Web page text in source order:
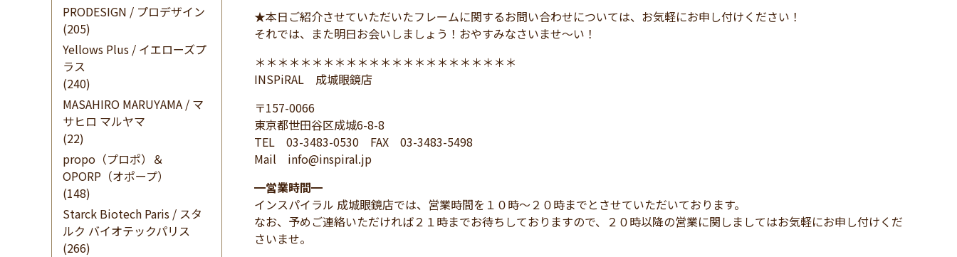
PRODESIGN / プロデザイン
(205)
Yellows Plus / イエローズプ
ラス
(240)
MASAHIRO MARUYAMA / マ
サヒロ マルヤマ
(22)
propo（プロポ）＆
OPORP（オポープ）
(148)
Starck Biotech Paris / スタ
ルク バイオテックパリス
(266)
★本日ご紹介させていただいたフレームに関するお問い合わせについては、お気軽にお申し付けください！
それでは、また明日お会いしましょう！おやすみなさいませ～い！
＊＊＊＊＊＊＊＊＊＊＊＊＊＊＊＊＊＊＊＊＊＊＊
INSPiRAL 成城眼鏡店
〒157-0066
東京都世田谷区成城6-8-8
TEL 03-3483-0530 FAX 03-3483-5498
Mail info@inspiral.jp
━営業時間━
インスパイラル 成城眼鏡店では、営業時間を１０時～２０時までとさせていただいております。
なお、予めご連絡いただければ２１時までお待ちしておりますので、２０時以降の営業に関しましてはお気軽にお申し付けくだ
さいませ。